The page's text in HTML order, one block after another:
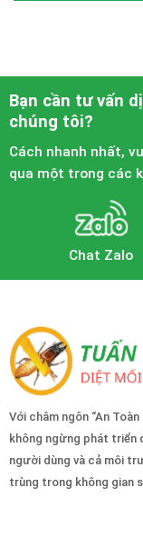
Bạn cần tư vấn
chúng tôi?
Cách nhanh nhất,
qua một trong các
Chat Zalo
Với châm ngôn “An
không ngừng phát triển
người dùng và cả môi
trùng trong không gian